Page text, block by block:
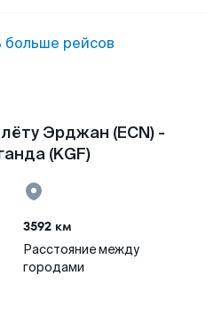
больше рейсов
Эрджан (ECN) -
(KGF)
3592 км
Расстояние между
городами